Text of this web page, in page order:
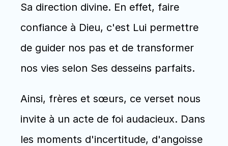
Sa direction divine. En effet, faire
confiance à Dieu, c'est Lui permettre
de guider nos pas et de transformer
nos vies selon Ses desseins parfaits.
Ainsi, frères et sœurs, ce verset nous
invite à un acte de foi audacieux. Dans
les moments d'incertitude, d'angoisse